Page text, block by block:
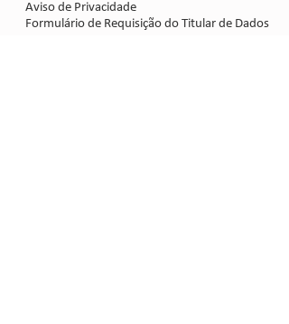
Aviso de Privacidade
Formulário de Requisição do Titular de Dados